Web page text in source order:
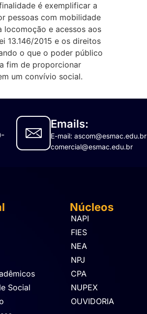
é exemplificar a
pessoas com mobilidade
locomoção e acessos aos
13.146/2015 e os direitos
o que o poder público
fim de proporcionar
um convívio social.
Emails:
E-mail: ascom@esmac.edu.br
comercial@esmac.edu.br
Social
Núcleos
NAPI
FIES
NEA
NPJ
CPA
NUPEX
OUVIDORIA